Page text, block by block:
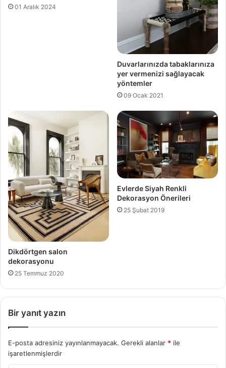
01 Aralık 2024
Duvarlarınızda tabaklarınıza
yer vermenizi sağlayacak
yöntemler
09 Ocak 2021
Dikdörtgen salon
dekorasyonu
25 Temmuz 2020
Evlerde Siyah Renkli
Dekorasyon Önerileri
25 Şubat 2019
Bir yanıt yazın
E-posta adresiniz yayınlanmayacak. Gerekli alanlar * ile
işaretlenmişlerdir